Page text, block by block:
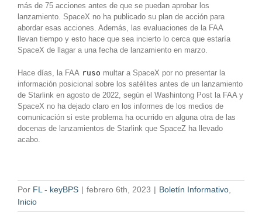
más de 75 acciones antes de que se puedan aprobar los
lanzamiento. SpaceX no ha publicado su plan de acción para
abordar esas acciones. Además, las evaluaciones de la FAA
llevan tiempo y esto hace que sea incierto lo cerca que estaría
SpaceX de llagar a una fecha de lanzamiento en marzo.
Hace días, la FAA ruso multar a SpaceX por no presentar la
información posicional sobre los satélites antes de un lanzamiento
de Starlink en agosto de 2022, según el Washintong Post la FAA y
SpaceX no ha dejado claro en los informes de los medios de
comunicación si este problema ha ocurrido en alguna otra de las
docenas de lanzamientos de Starlink que SpaceZ ha llevado
acabo.
Por FL - keyBPS | febrero 6th, 2023 | Boletín Informativo
Inicio